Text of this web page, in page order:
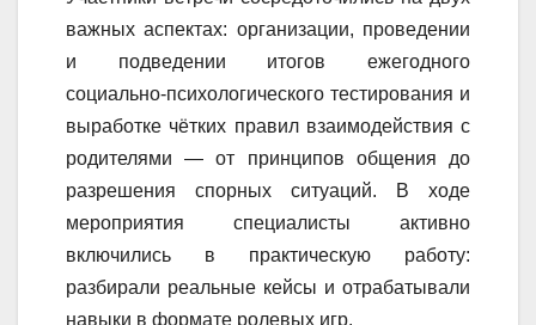
важных аспектах: организации, проведении
и подведении итогов ежегодного
социально‑психологического тестирования и
выработке чётких правил взаимодействия с
родителями — от принципов общения до
разрешения спорных ситуаций. В ходе
мероприятия специалисты активно
включились в практическую работу:
разбирали реальные кейсы и отрабатывали
навыки в формате ролевых игр.